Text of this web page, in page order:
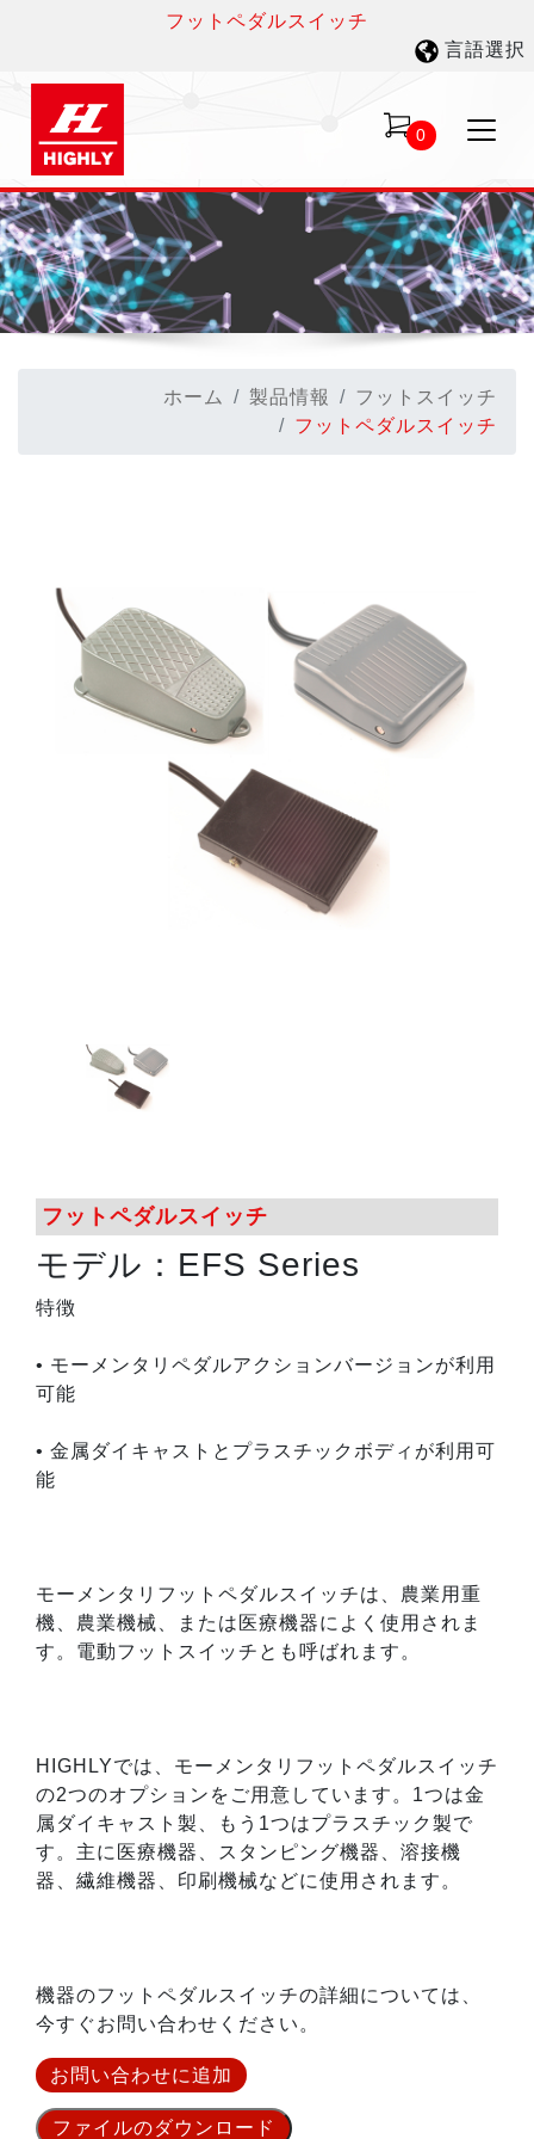
フットペダルスイッチ
言語選択
0
ホーム 製品情報
フットスイッチ
フットペダルスイッチ
フットペダルスイッチ
モデル：EFS Series
特徴
• モーメンタリペダルアクションバージョンが利用
可能
• 金属ダイキャストとプラスチックボディが利用可
能
モーメンタリフットペダルスイッチは、農業用重
機、農業機械、または医療機器によく使用されま
す。電動フットスイッチとも呼ばれます。
HIGHLYでは、モーメンタリフットペダルスイッチ
の2つのオプションをご用意しています。1つは金
属ダイキャスト製、もう1つはプラスチック製で
す。主に医療機器、スタンピング機器、溶接機
器、繊維機器、印刷機械などに使用されます。
機器のフットペダルスイッチの詳細については、
今すぐお問い合わせください。
お問い合わせに追加
ファイルのダウンロード